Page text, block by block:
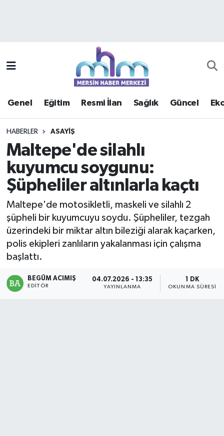
Genel Eğitim Resmi İlan Sağlık Güncel
HABERLER ASAYIŞ
Maltepe'de silahlı
kuyumcu soygunu:
Şüpheliler altınlarla kaçtı
Maltepe'de motosikletli, maskeli ve silahlı 2
şüpheli bir kuyumcuyu soydu. Şüpheliler, tezgah
üzerindeki bir miktar altın bileziği alarak kaçarken,
polis ekipleri zanlıların yakalanması için çalışma
başlattı.
BEGÜM ACIMIŞ
EDITÖR
04.07.2026 - 13:35
YAYINLANMA
1 DK
OKUNMA SÜRESI
Güncel
Haberde insan
Kültür - Sanat
Magazin
Mersin Trafik Yoğunluk Haritası
Süper Lig Puan Durumu ve Fikstür
Haber Arşivi